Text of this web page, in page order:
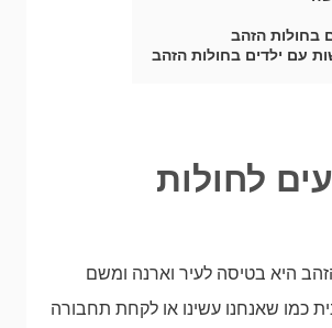
בחולות הזהב
עם ילדים בחולות הזהב
לחולות
היא בטיסה לעיר וארנה ומשם
כמו שאנחנו עשינו או לקחת תחבורה